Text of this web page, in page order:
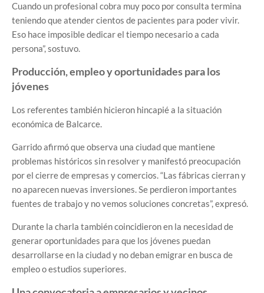
Cuando un profesional cobra muy poco por consulta termina
teniendo que atender cientos de pacientes para poder vivir.
Eso hace imposible dedicar el tiempo necesario a cada
persona”, sostuvo.
Producción, empleo y oportunidades para los
jóvenes
Los referentes también hicieron hincapié a la situación
económica de Balcarce.
Garrido afirmó que observa una ciudad que mantiene
problemas históricos sin resolver y manifestó preocupación
por el cierre de empresas y comercios. “Las fábricas cierran y
no aparecen nuevas inversiones. Se perdieron importantes
fuentes de trabajo y no vemos soluciones concretas”, expresó.
Durante la charla también coincidieron en la necesidad de
generar oportunidades para que los jóvenes puedan
desarrollarse en la ciudad y no deban emigrar en busca de
empleo o estudios superiores.